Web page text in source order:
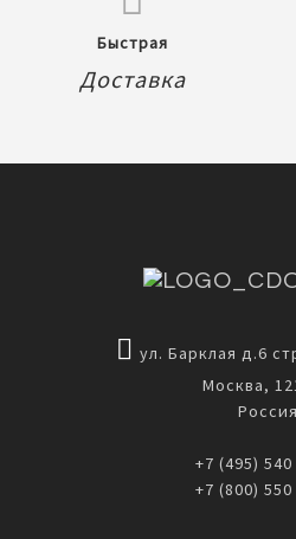
Быстрая
Доставка
ул. Барклая д.6
Москва,
+7 (495) 540
+7 (800) 550